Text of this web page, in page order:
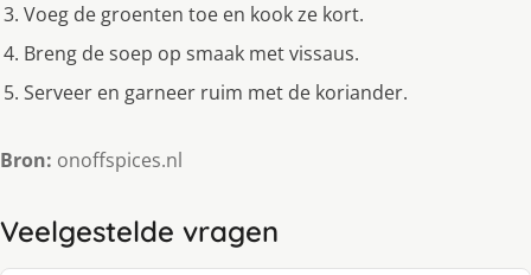
Voeg de groenten toe en kook ze kort.
Breng de soep op smaak met vissaus.
Serveer en garneer ruim met de koriander.
Bron: onoffspices.nl
Veelgestelde vragen